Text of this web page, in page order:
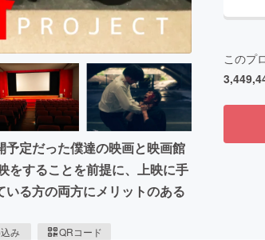
定だった僕達の映画と映画館
をすることを前提に、上映に手
る方の両方にメリットのある
み QRコード
このプ